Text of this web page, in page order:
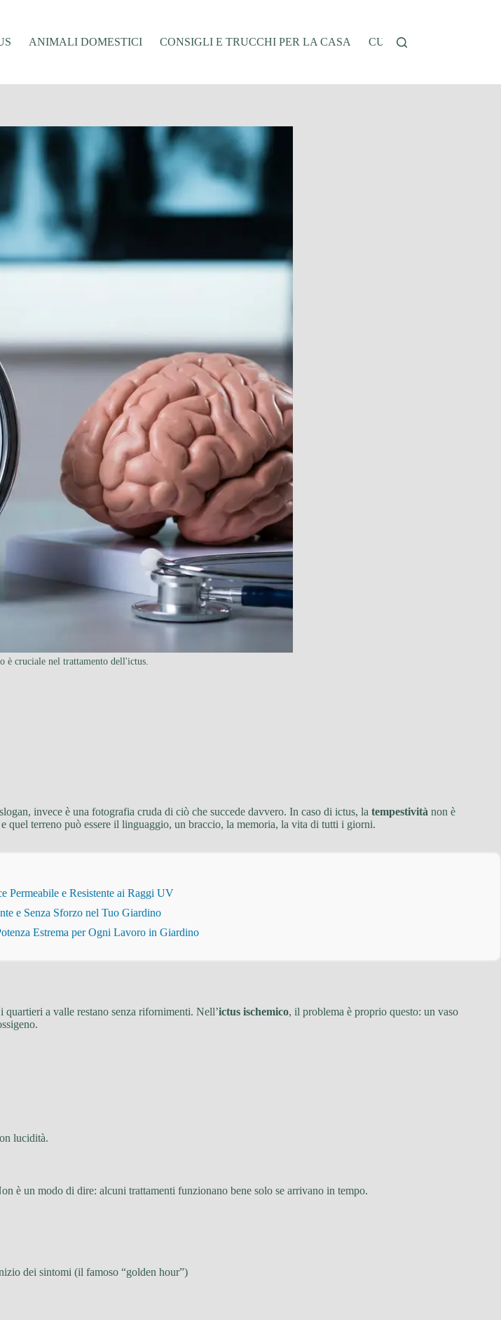
ANIMALI DOMESTICI CONSIGLI E TRUCCHI PER LA CASA CUCINA E RICETTE
è cruciale nel trattamento dell'ictus.
invece è una fotografia cruda di ciò che succede davvero. In caso di ictus, la tempestività non è
quel terreno può essere il linguaggio, un braccio, la memoria, la vita di tutti i giorni.
Permeabile e Resistente ai Raggi UV
e Senza Sforzo nel Tuo Giardino
Estrema per Ogni Lavoro in Giardino
a valle restano senza rifornimenti. Nell’ictus ischemico, il problema è proprio questo: un vaso
lucidità.
è un modo di dire: alcuni trattamenti funzionano bene solo se arrivano in tempo.
dei sintomi (il famoso “golden hour”)